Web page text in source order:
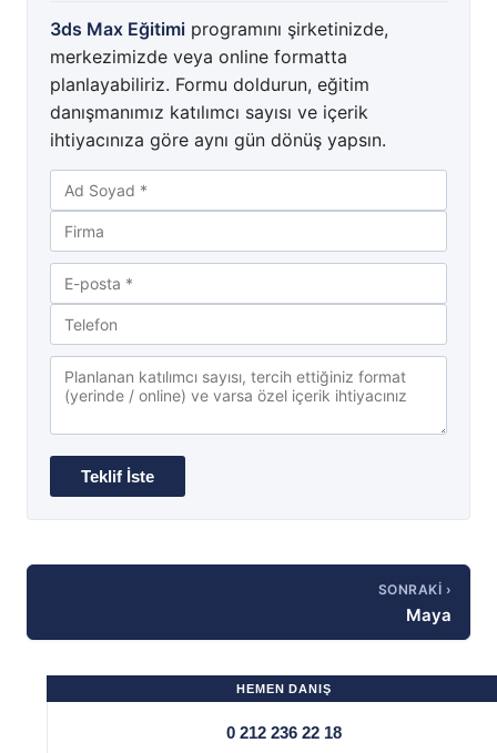
3ds Max Eğitimi programını şirketinizde,
merkezimizde veya online formatta
planlayabiliriz. Formu doldurun, eğitim
danışmanımız katılımcı sayısı ve içerik
ihtiyacınıza göre aynı gün dönüş yapsın.
SONRAKI ›
Maya
HEMEN DANIŞ
0 212 236 22 18